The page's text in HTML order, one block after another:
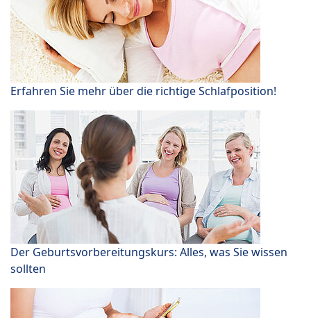
Erfahren Sie mehr über die richtige Schlafposition!
Der Geburtsvorbereitungskurs: Alles, was Sie wissen
sollten